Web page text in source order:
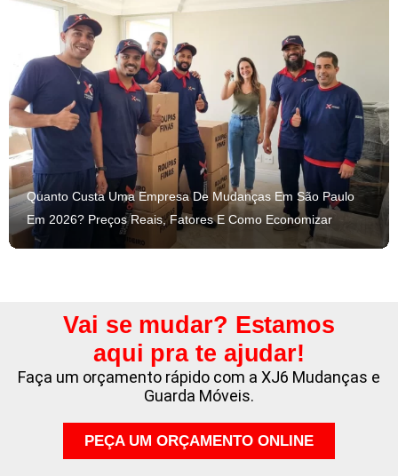
Quanto Custa Uma Empresa De Mudanças Em São Paulo
Em 2026? Preços Reais, Fatores E Como Economizar
Vai se mudar? Estamos
aqui pra te ajudar!
Faça um orçamento rápido com a XJ6 Mudanças e
Guarda Móveis.
PEÇA UM ORÇAMENTO ONLINE